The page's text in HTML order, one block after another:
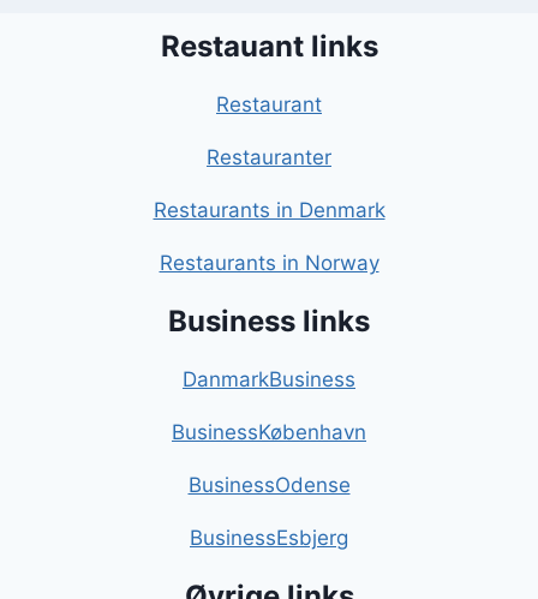
Restauant links
Restaurant
Restauranter
Restaurants in Denmark
Restaurants in Norway
Business links
DanmarkBusiness
BusinessKøbenhavn
BusinessOdense
BusinessEsbjerg